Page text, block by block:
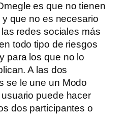
es que no tienen
que no es necesario
redes sociales más
todo tipo de riesgos
para los que no lo
A las dos
se le une un Modo
puede hacer
dos participantes o